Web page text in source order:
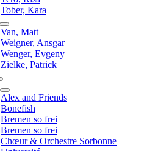
Tober, Kara
Van, Matt
Weigner, Ansgar
Wenger, Evgeny
Zielke, Patrick
Alex and Friends
Bonefish
Bremen so frei
Bremen so frei
Chœur & Orchestre Sorbonne